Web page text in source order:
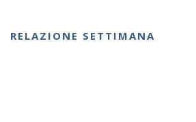
RELAZIONE SETTIMANA